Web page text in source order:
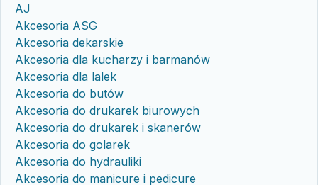
AJ
Akcesoria ASG
Akcesoria dekarskie
Akcesoria dla kucharzy i barmanów
Akcesoria dla lalek
Akcesoria do butów
Akcesoria do drukarek biurowych
Akcesoria do drukarek i skanerów
Akcesoria do golarek
Akcesoria do hydrauliki
Akcesoria do manicure i pedicure